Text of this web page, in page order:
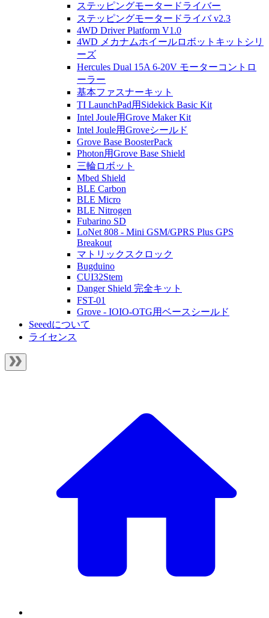
ステッピングモータードライバー
ステッピングモータードライバ v2.3
4WD Driver Platform V1.0
4WD メカナムホイールロボットキットシリ
ーズ
Hercules Dual 15A 6-20V モーターコントロ
ーラー
基本ファスナーキット
TI LaunchPad用Sidekick Basic Kit
Intel Joule用Grove Maker Kit
Intel Joule用Groveシールド
Grove Base BoosterPack
Photon用Grove Base Shield
三輪ロボット
Mbed Shield
BLE Carbon
BLE Micro
BLE Nitrogen
Fubarino SD
LoNet 808 - Mini GSM/GPRS Plus GPS
Breakout
マトリックスクロック
Bugduino
CUI32Stem
Danger Shield 完全キット
FST-01
Grove - IOIO-OTG用ベースシールド
Seeedについて
ライセンス